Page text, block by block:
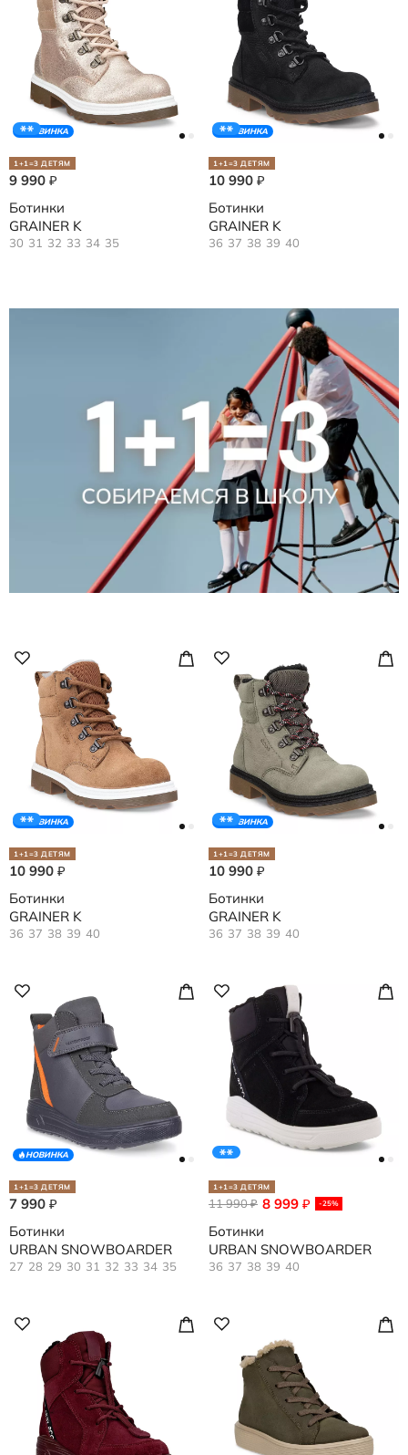
НОВИНКА
1+1=3 ДЕТЯМ
9 990 ₽
Ботинки
GRAINER K
30 31 32 33 34 35
НОВИНКА
1+1=3 ДЕТЯМ
10 990 ₽
Ботинки
GRAINER K
36 37 38 39 40
НОВИНКА
1+1=3 ДЕТЯМ
10 990 ₽
Ботинки
GRAINER K
36 37 38 39 40
НОВИНКА
1+1=3 ДЕТЯМ
10 990 ₽
Ботинки
GRAINER K
36 37 38 39 40
НОВИНКА
1+1=3 ДЕТЯМ
7 990 ₽
Ботинки
URBAN SNOWBOARDER
27 28 29 30 31 32 33 34 35
1+1=3 ДЕТЯМ
8 999 ₽ -25%
11 990₽
Ботинки
URBAN SNOWBOARDER
36 37 38 39 40